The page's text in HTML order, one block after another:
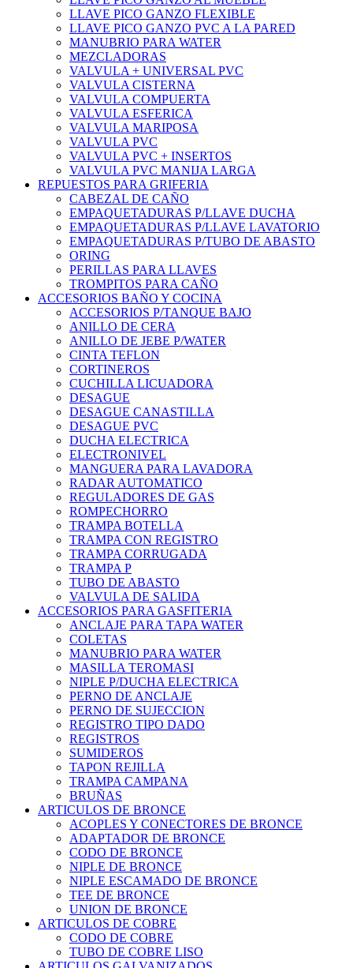
LLAVE PICO GANZO FLEXIBLE
LLAVE PICO GANZO PVC A LA PARED
MANUBRIO PARA WATER
MEZCLADORAS
VALVULA + UNIVERSAL PVC
VALVULA CISTERNA
VALVULA COMPUERTA
VALVULA ESFERICA
VALVULA MARIPOSA
VALVULA PVC
VALVULA PVC + INSERTOS
VALVULA PVC MANIJA LARGA
REPUESTOS PARA GRIFERIA
CABEZAL DE CAÑO
EMPAQUETADURAS P/LLAVE DUCHA
EMPAQUETADURAS P/LLAVE LAVATORIO
EMPAQUETADURAS P/TUBO DE ABASTO
ORING
PERILLAS PARA LLAVES
TROMPITOS PARA CAÑO
ACCESORIOS BAÑO Y COCINA
ACCESORIOS P/TANQUE BAJO
ANILLO DE CERA
ANILLO DE JEBE P/WATER
CINTA TEFLON
CORTINEROS
CUCHILLA LICUADORA
DESAGUE
DESAGUE CANASTILLA
DESAGUE PVC
DUCHA ELECTRICA
ELECTRONIVEL
MANGUERA PARA LAVADORA
RADAR AUTOMATICO
REGULADORES DE GAS
ROMPECHORRO
TRAMPA BOTELLA
TRAMPA CON REGISTRO
TRAMPA CORRUGADA
TRAMPA P
TUBO DE ABASTO
VALVULA DE SALIDA
ACCESORIOS PARA GASFITERIA
ANCLAJE PARA TAPA WATER
COLETAS
MANUBRIO PARA WATER
MASILLA TEROMASI
NIPLE P/DUCHA ELECTRICA
PERNO DE ANCLAJE
PERNO DE SUJECCION
REGISTRO TIPO DADO
REGISTROS
SUMIDEROS
TAPON REJILLA
TRAMPA CAMPANA
BRUÑAS
ARTICULOS DE BRONCE
ACOPLES Y CONECTORES DE BRONCE
ADAPTADOR DE BRONCE
CODO DE BRONCE
NIPLE DE BRONCE
NIPLE ESCAMADO DE BRONCE
TEE DE BRONCE
UNION DE BRONCE
ARTICULOS DE COBRE
CODO DE COBRE
TUBO DE COBRE LISO